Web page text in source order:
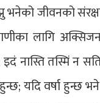
भनेको जीवनको
लागि
नास्ति तस्मिं न
हुन्छ; यदि वर्षा